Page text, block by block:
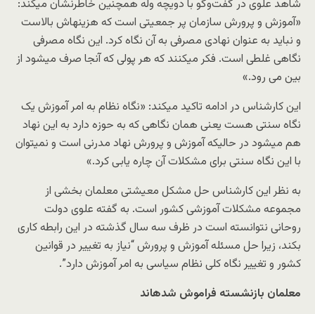
شاهد علوی در گفت‌وگو با دویچه وله همچنین خاطرنشان میکند:
«آموزش و پرورش سازمان پر جمعیتی است که هزینهاش بالاست
و نباید به عنوان نهادی مصرفی به آن نگاه کرد. این نگاه مصرفی
نگاهی غلطی است. فکر میکنند که هر پولی که آنجا صرف میشود از
بین می رود.»
این کارشناس در ادامه تاکید میکند: «نگاه نظام به امر آموزش یک
نگاه سنتی هست یعنی همان نگاهی که به حوزه دارد به این نهاد
هم میشود در حالیکه آموزش و پرورش نهاد مدرنی است و نمیتوان
با این نگاه سنتی برای مشکلات آن چاره یابی کرد.»
به نظر این کارشناس حل مشکل معیشتی معلمان بخشی از
مجموعه مشکلات آموزشی کشور است. به گفته علوی دولت
روحانی نتوانسته است در ظرف سه سال گذشته در این رابطه کاری
بکند، زیرا حل مسئله آموزش و پرورش “نیاز به تغییر در قوانین
کشور و تغییر نگاه کلی نظام سیاسی به امر آموزش دارد”.
معلمان بازنشسته فراموش شدهاند